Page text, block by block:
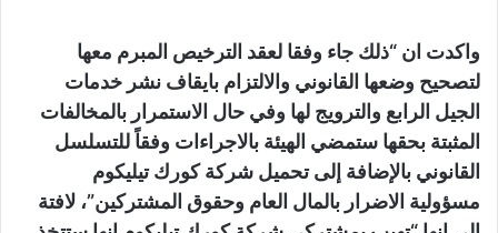
واكدت ان “ذلك جاء وفقا لعقد الترخيص المبرم معها
لتصحيح وضعها القانوني والالتزام بايقاف نشر خدمات
الجيل الرابع والترويج لها وفي حال الاستمرار بالمخالفات
المثبتة بحقها ستمضي الهيئة بالاجراءات وفقاً للتسلسل
القانوني بالإضافة إلى تحميل شركة كورك تيليكوم
مسؤولية الاضرار بالمال العام وحقوق المشتركين”، لافتة